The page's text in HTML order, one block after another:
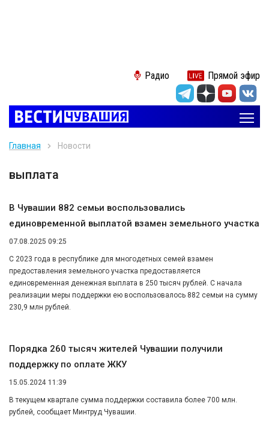
Радио Прямой эфир
Главная Новости
выплата
В Чувашии 882 семьи воспользовались
единовременной выплатой взамен земельного участка
07.08.2025 09:25
С 2023 года в республике для многодетных семей взамен
предоставления земельного участка предоставляется
единовременная денежная выплата в 250 тысяч рублей. С начала
реализации меры поддержки ею воспользовалось 882 семьи на сумму
230,9 млн рублей.
Порядка 260 тысяч жителей Чувашии получили
поддержку по оплате ЖКУ
15.05.2024 11:39
В текущем квартале сумма поддержки составила более 700 млн.
рублей, сообщает Минтруд Чувашии.